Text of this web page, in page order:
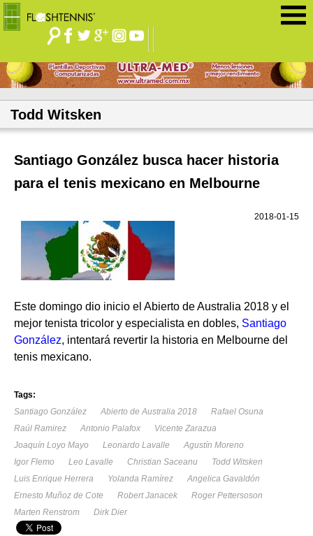
Todd Witsken
Santiago González busca hacer historia
para el tenis mexicano en Melbourne
2018-01-15
Este domingo dio inicio el Abierto de Australia 2018 y el
mejor tenista tricolor y especialista en dobles, Santiago
González, intentará revertir la historia en Melbourne del
tenis mexicano.
Tags:
Santiago González
Abierto de Australia 2018
Rafael Osuna
Raúl Ramirez
Antonio Palafox
Vicente Zarazua
Joaquín Loyo Mayo
Leonardo Lavalle
Agustín Moreno
Igor Flemo
Leo Lavalle Christian Saceanu
Todd Witsken
Luis Enrique Herrera
Yolanda Ramírez
Angelica Gavaldón
Ernesto Muñoz de Cote
Robert Janacek
Roger Pettersoson
Marten Renstrom
Dirk Dier